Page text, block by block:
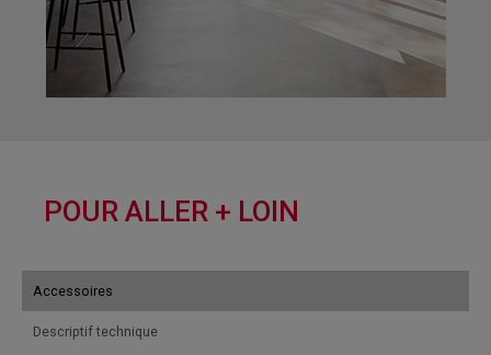
POUR ALLER + LOIN
Accessoires
Descriptif technique